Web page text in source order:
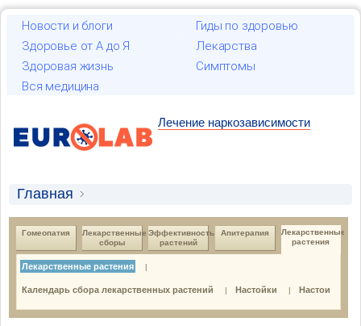
Новости и блоги
Гиды по здоровью
Здоровье от А до Я
Лекарства
Здоровая жизнь
Симптомы
Вся медицина
Лечение наркозависимости
Главная
Лекарственные растения и гомеопатия
Лекарственные растения
Гомеопатия
Лекарственные
сборы
Эффективность
растений
Апитерапия
Лекарственные
растения
Лекарственные растения |
Календарь сбора лекарственных растений | Настойки | Настои